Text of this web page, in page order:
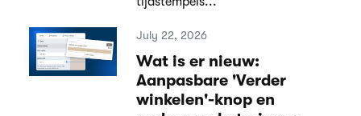
July 22, 2026
Wat is er nieuw:
Aanpasbare 'Verder
winkelen'-knop en